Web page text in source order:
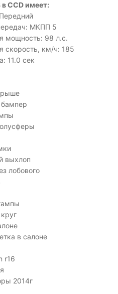
CCD имеет:
МКПП 5
мощность: 98 л.с.
скорость, км/ч: 185
11.0 сек
бампер
выхлоп
лобового
в салоне
r16
2014г